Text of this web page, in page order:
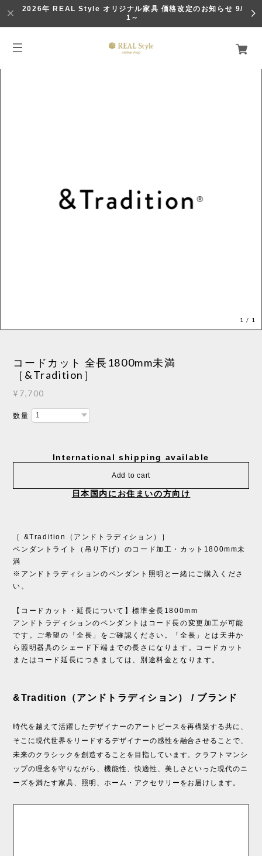
2026年 REAL Style オリジナル家具 価格改定のお知らせ 9/
1～
1 / 1
コードカット 全長1800mm未満
［&Tradition］
¥7,700
数量
International shipping available
Add to cart
日本国内にお住まいの方向け
［ &Tradition（アンドトラディション）］
ペンダントライト（吊り下げ）のコード加工・カット1800mm未
満
※アンドトラディションのペンダント照明と一緒にご購入くださ
い。
【コードカット・延長について】標準全長1800mm
アンドトラディションのペンダントはコード長の変更加工が可能
です。ご希望の「全長」をご確認ください。「全長」とは天井か
ら照明器具のシェード下端までの長さになります。コードカット
またはコード延長につきましては、別途料金となります。
&Tradition（アンドトラディション） / ブランド
時代を越えて活躍したデザイナーのアートピースを再構築する共に、
そこに現代世界をリードするデザイナーの感性を融合させることで、
未来のクラシックを創造することを目指しています。クラフトマンシ
ップの理念を守りながら、機能性、快適性、美しさといった現代のニ
ーズを満たす家具、照明、ホーム・アクセサリーをお届けします。